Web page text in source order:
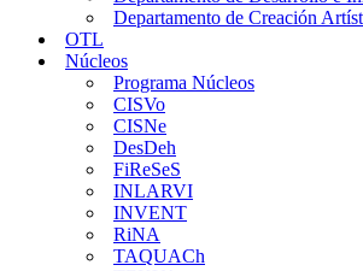
Departamento de Creación
OTL
Núcleos
Programa Núcleos
CISVo
CISNe
DesDeh
FiReSeS
INLARVI
INVENT
RiNA
TAQUACh